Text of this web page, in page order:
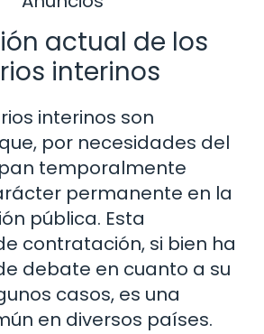
actual de los
interinos
interinos son
por necesidades del
temporalmente
permanente en la
pública. Esta
contratación, si bien ha
debate en cuanto a su
casos, es una
en diversos países.